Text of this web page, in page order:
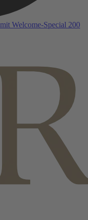
Welcome-Special 200